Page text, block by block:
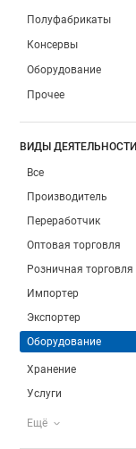
Полуфабрикаты
Консервы
Оборудование
Прочее
ВИДЫ ДЕЯТЕЛЬНОСТИ
Все
Производитель
Переработчик
Оптовая торговля
Розничная торговля
Импортер
Экспортер
Оборудование
Хранение
Услуги
Ещё